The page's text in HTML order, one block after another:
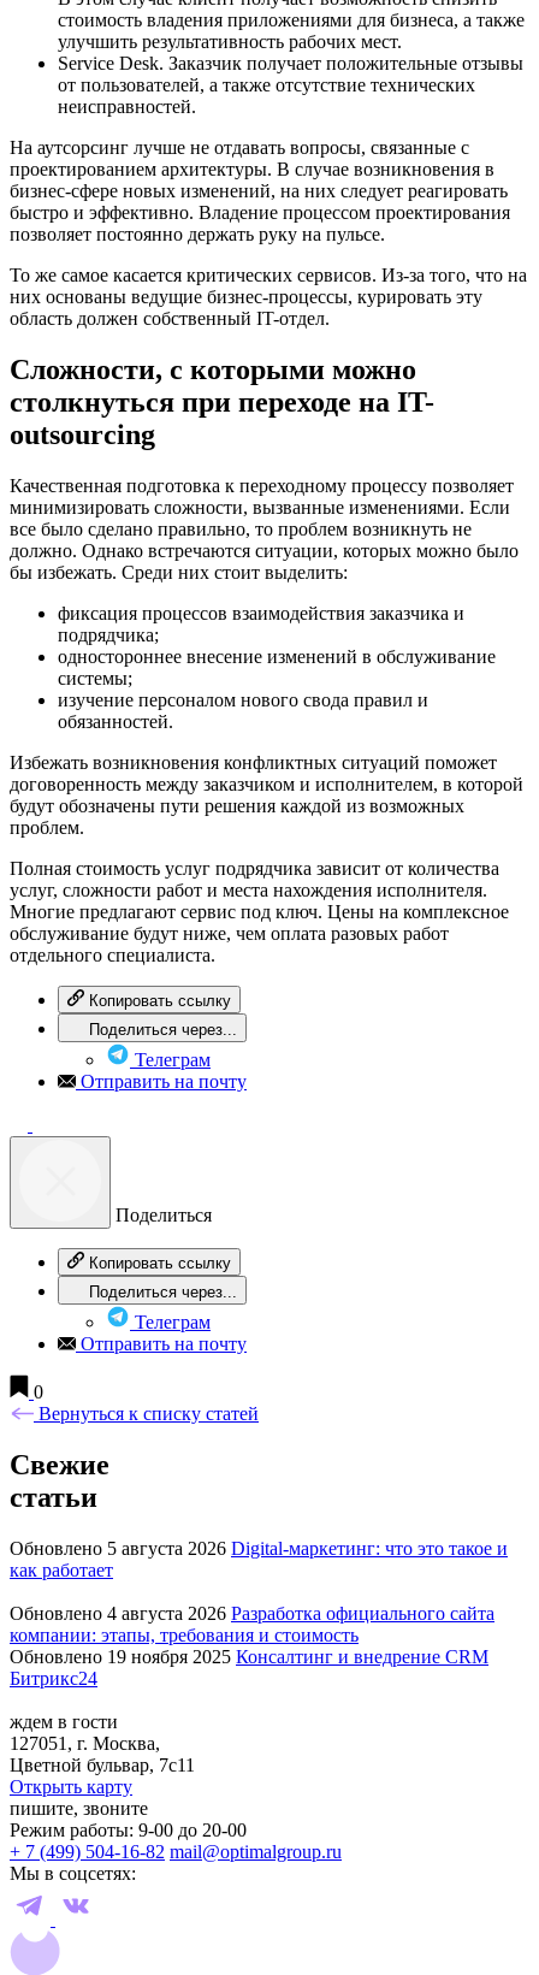
стоимость владения приложениями для бизнеса, а также
улучшить результативность рабочих мест.
Service Desk. Заказчик получает положительные отзывы
от пользователей, а также отсутствие технических
неисправностей.
На аутсорсинг лучше не отдавать вопросы, связанные с
проектированием архитектуры. В случае возникновения в
бизнес-сфере новых изменений, на них следует реагировать
быстро и эффективно. Владение процессом проектирования
позволяет постоянно держать руку на пульсе.
То же самое касается критических сервисов. Из-за того, что на
них основаны ведущие бизнес-процессы, курировать эту
область должен собственный IT-отдел.
Сложности, с которыми можно
столкнуться при переходе на IT-
outsourcing
Качественная подготовка к переходному процессу позволяет
минимизировать сложности, вызванные изменениями. Если
все было сделано правильно, то проблем возникнуть не
должно. Однако встречаются ситуации, которых можно было
бы избежать. Среди них стоит выделить:
фиксация процессов взаимодействия заказчика и
подрядчика;
одностороннее внесение изменений в обслуживание
системы;
изучение персоналом нового свода правил и
обязанностей.
Избежать возникновения конфликтных ситуаций поможет
договоренность между заказчиком и исполнителем, в которой
будут обозначены пути решения каждой из возможных
проблем.
Полная стоимость услуг подрядчика зависит от количества
услуг, сложности работ и места нахождения исполнителя.
Многие предлагают сервис под ключ. Цены на комплексное
обслуживание будут ниже, чем оплата разовых работ
отдельного специалиста.
Копировать ссылку
Поделиться через...
Телеграм
Отправить на почту
Поделиться
Копировать ссылку
Поделиться через...
Телеграм
Отправить на почту
0
Вернуться к списку статей
Свежие
статьи
Обновлено 5 августа 2026 Digital-маркетинг: что это такое и
как работает
Обновлено 4 августа 2026 Разработка официального сайта
компании: этапы, требования и стоимость
Обновлено 19 ноября 2025 Консалтинг и внедрение CRM
Битрикс24
ждем в гости
127051, г. Москва,
Цветной бульвар, 7с11
Открыть карту
пишите, звоните
Режим работы: 9-00 до 20-00
+ 7 (499) 504-16-82 mail@optimalgroup.ru
Мы в соцсетях: